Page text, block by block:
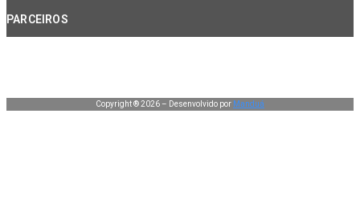
PARCEIROS
Copyright ® 2026 – Desenvolvido por Manduá